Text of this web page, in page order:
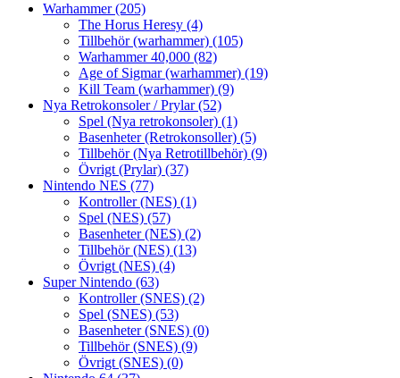
Warhammer(205)
The Horus Heresy (4)
Tillbehör (warhammer) (105)
Warhammer 40,000 (82)
Age of Sigmar (warhammer) (19)
Kill Team (warhammer) (9)
Nya Retrokonsoler / Prylar(52)
Spel (Nya retrokonsoler) (1)
Basenheter (Retrokonsoller) (5)
Tillbehör (Nya Retrotillbehör) (9)
Övrigt (Prylar) (37)
Nintendo NES (77)
Kontroller (NES) (1)
Spel (NES) (57)
Basenheter (NES) (2)
Tillbehör (NES) (13)
Övrigt (NES) (4)
Super Nintendo (63)
Kontroller (SNES) (2)
Spel (SNES) (53)
Basenheter (SNES) (0)
Tillbehör (SNES) (9)
Övrigt (SNES) (0)